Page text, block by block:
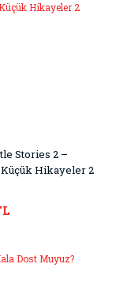
Stories 2 –
Küçük Hikayeler 2